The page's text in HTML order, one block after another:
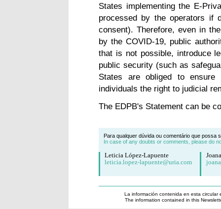
States implementing the E-
processed by the operators if
consent). Therefore, even in
by the COVID-19, public
that is not possible, introduce
public security (such as
States are obliged to ensure
individuals the right to judicial
The EDPB's Statement can be
Para qualquer dúvida ou comentário que possa
In case of any doubts or comments, please do
Leticia López-Lapuente
leticia.lopez-lapuente@uria.com
La información contenida en esta
The information contained in this